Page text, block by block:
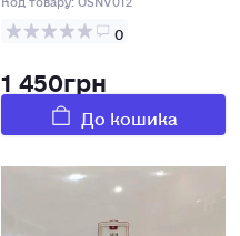
0
1 450грн
До кошика